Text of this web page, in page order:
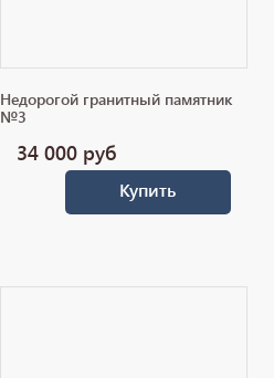
Недорогой гранитный памятник
№3
34 000 руб
Купить